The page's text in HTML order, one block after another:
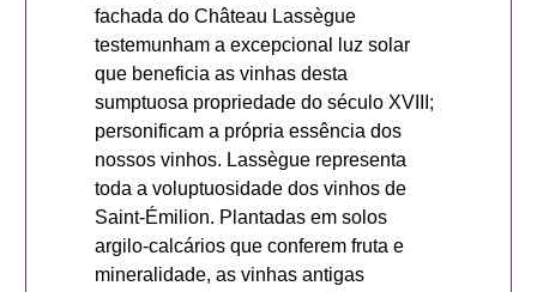
fachada do Château Lassègue
testemunham a excepcional luz solar
que beneficia as vinhas desta
sumptuosa propriedade do século XVIII;
personificam a própria essência dos
nossos vinhos. Lassègue representa
toda a voluptuosidade dos vinhos de
Saint-Émilion. Plantadas em solos
argilo-calcários que conferem fruta e
mineralidade, as vinhas antigas